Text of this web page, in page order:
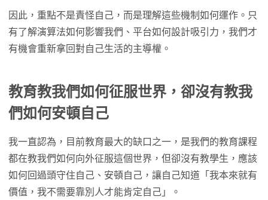
因此，重點不是責怪自己，而是理解這些機制如何運作。只
有了解演算法如何影響我們、平台如何設計吸引力，我們才
有機會重新拿回對自己生活的主導權。
教育教我們如何征服世界，卻沒有教我
們如何安頓自己
我一直認為，目前教育最大的缺口之一，是我們的教育課程
都在教我們如何向外征服這個世界，但卻沒有教學生，應該
如何回過頭守住自己、安頓自己，讓自己知道「我本來就有
價值，我不需要靠別人才能肯定自己」。